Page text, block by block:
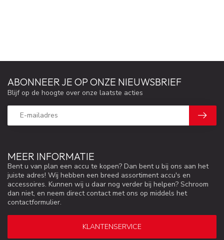
MEER INFORMATIE
Bent u van plan een accu te kopen? Dan bent u bij ons aan het
juiste adres! Wij hebben een breed assortiment accu's en
accessoires. Kunnen wij u daar nog verder bij helpen? Schroom
dan niet, en neem direct contact met ons op middels het
contactformulier.
KLANTENSERVICE
ABONNEER JE OP ONZE NIEUWSBRIEF
Blijf op de hoogte over onze laatste acties